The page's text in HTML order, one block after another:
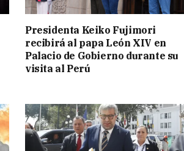
Presidenta Keiko Fujimori
recibirá al papa León XIV en
Palacio de Gobierno durante su
visita al Perú